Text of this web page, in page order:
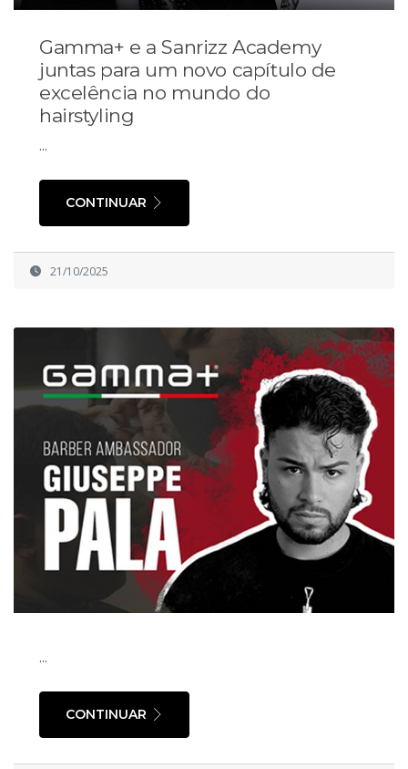
Gamma+ e a Sanrizz Academy
juntas para um novo capítulo de
excelência no mundo do
hairstyling
...
CONTINUAR
21/10/2025
...
CONTINUAR